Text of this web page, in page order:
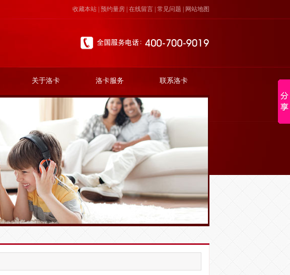
收藏本站 预约量房 在线留言 常见问题 网站地图
关于洛卡 洛卡服务 联系洛卡